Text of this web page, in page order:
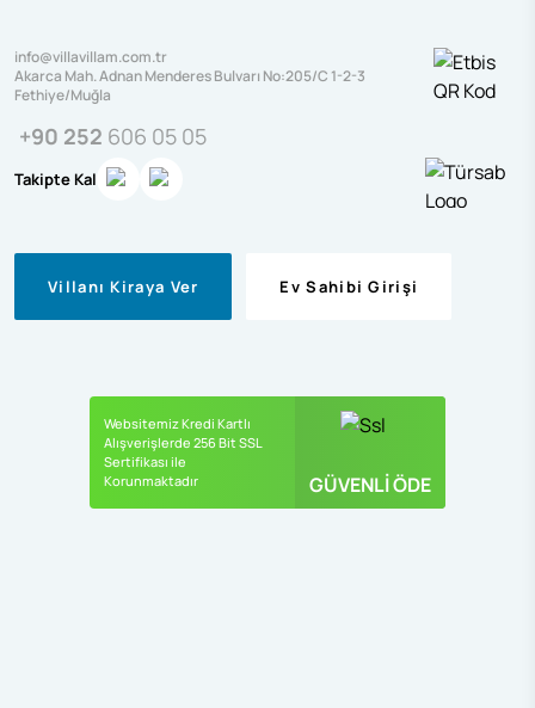
info@villavillam.com.tr
Akarca Mah. Adnan Menderes Bulvarı No:205/C 1-2-3
Fethiye/Muğla
+90 252 606 05 05
Takipte Kal
Villanı Kiraya Ver Ev Sahibi Girişi
Websitemiz Kredi Kartlı
Alışverişlerde 256 Bit SSL
Sertifikası ile
Korunmaktadır
GÜVENLİ ÖDE